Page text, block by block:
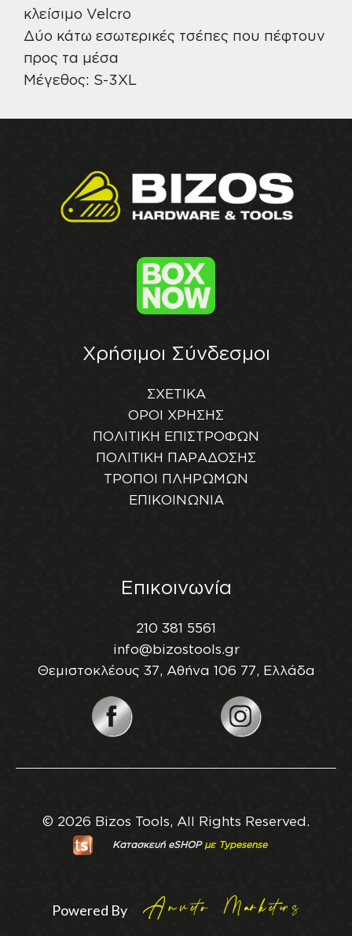
κλείσιμο Velcro
Δύο κάτω εσωτερικές τσέπες που πέφτουν
προς τα μέσα
Μέγεθος: S-3XL
Χρήσιμοι Σύνδεσμοι
ΣΧΕΤΙΚΑ
ΟΡΟΙ ΧΡΗΣΗΣ
ΠΟΛΙΤΙΚΗ ΕΠΙΣΤΡΟΦΩΝ
ΠΟΛΙΤΙΚΗ ΠΑΡΑΔΟΣΗΣ
ΤΡΟΠΟΙ ΠΛΗΡΩΜΩΝ
ΕΠΙΚΟΙΝΩΝΙΑ
Επικοινωνία
210 381 5561
info@bizostools.gr
Θεμιστοκλέους 37, Αθήνα 106 77, Ελλάδα
© 2026 Bizos Tools, All Rights Reserved.
Κατασκευή eSHOPμε Typesense
Powered By